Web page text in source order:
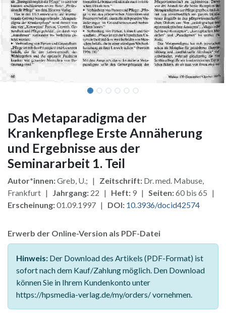
Das Metaparadigma der
Krankenpflege Erste Annäherung
und Ergebnisse aus der
Seminararbeit 1. Teil
Autor*innen:Greb, U.; | Zeitschrift: Dr. med. Mabuse,
Frankfurt |
Jahrgang: 22 | Heft: 9 | Seiten:60 bis 65 |
Erscheinung:01.09.1997 | DOI: 10.3936/docid42574
Erwerb der Online-Version als PDF-Datei
Hinweis: Der Download des Artikels (PDF-Format) ist
sofort nach dem Kauf/Zahlung möglich. Den Download
können Sie in Ihrem Kundenkonto unter
https://hpsmedia-verlag.de/my/orders/ vornehmen.